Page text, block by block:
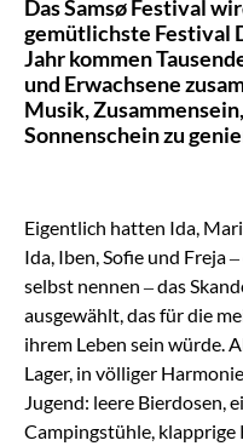
Das Samsø Festival
gemütlichste Festival
Jahr kommen
und Erwachsene
Musik,
Sonnenschein zu
Eigentlich hatten Ida,
Ida, Iben, Sofie und Freja
selbst nennen – das
ausgewählt, das für die
ihrem Leben sein würde.
Lager, in völliger
Jugend: leere Bierdosen,
Campingstühle,